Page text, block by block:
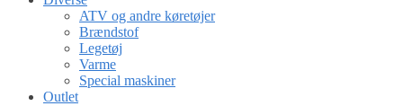
ATV og andre køretøjer
Brændstof
Legetøj
Varme
Special maskiner
Outlet